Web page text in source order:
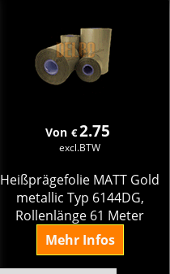
Von €2.75
excl.BTW
Heißprägefolie MATT Gold
metallic Typ 6144DG,
Rollenlänge 61 Meter
Mehr Infos